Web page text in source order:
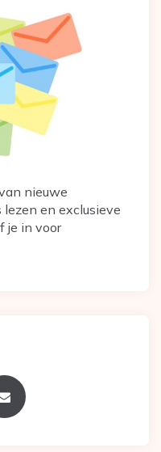
nieuwe
en exclusieve
je in voor